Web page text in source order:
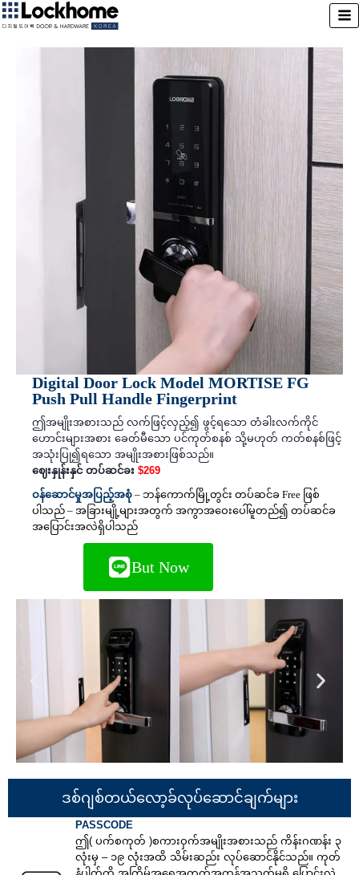
Digital Door Lock Model MORTISE FG
Push Pull Handle Fingerprint
ဤအမျိုးအစားသည် လက်ဖြင့်လှည့်၍ ဖွင့်ရသော တံခါးလက်ကိုင်
ဟောင်းများအစား ခေတ်မီသော ပင်ကုတ်စနစ် သို့မဟုတ် ကတ်စနစ်ဖြင့်
အသုံးပြု၍ရသော အမျိုးအစားဖြစ်သည်။
ဈေးနှုန်းနှင် တပ်ဆင်ခး $269
ဝန်ဆောင်မှုအပြည့်အစုံ – ဘန်ကောက်မြို့တွင်း တပ်ဆင်ခ Free ဖြစ်
ပါသည် – အခြားမျို့များအတွက် အကွာအဝေးပေါ်မူတည်၍ တပ်ဆင်ခ
အပြောင်းအလဲရှိပါသည်
But Now
ဒစ်ဂျစ်တယ်လော့ခ်လုပ်ဆောင်ချက်များ
PASSCODE
ဤ( ပက်စကုတ် )စကားဝှက်အမျိုးအစားသည် ကိန်းဂဏန်း ၃
လုံးမှ – ၁၉ လုံးအထိ သိမ်းဆည်း လုပ်ဆောင်နိုင်သည်။ ကုတ်
နံပါတ်ကို အကြိမ်အရေအတွက်အကန့်အသတ်မရှိ ပြောင်းလဲ